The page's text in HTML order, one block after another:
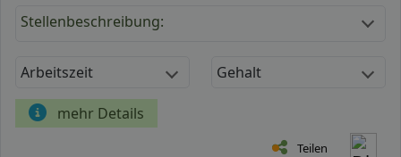
Stellenbeschreibung:
Arbeitszeit Gehalt
mehr Details
Teilen